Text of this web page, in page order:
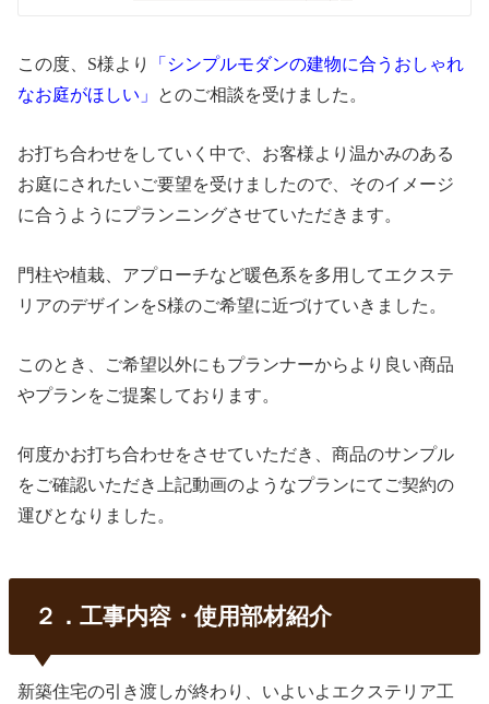
この度、S様より
「シンプルモダンの建物に合うおしゃれ
なお庭がほしい」 とのご相談を受けました。
お打ち合わせをしていく中で、お客様より温かみのある
お庭にされたいご要望を受けましたので、そのイメージ
に合うようにプランニングさせていただきます。
門柱や植栽、アプローチなど暖色系を多用してエクステ
リアのデザインをS様のご希望に近づけていきました。
このとき、ご希望以外にもプランナーからより良い商品
やプランをご提案しております。
何度かお打ち合わせをさせていただき、商品のサンプル
をご確認いただき上記動画のようなプランにてご契約の
運びとなりました。
２．工事内容・使用部材紹介
新築住宅の引き渡しが終わり、いよいよエクステリア工